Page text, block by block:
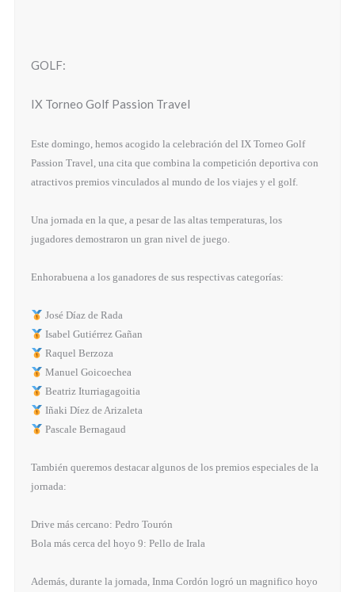
GOLF:
IX Torneo Golf Passion Travel
Este domingo, hemos acogido la celebración del IX Torneo Golf
Passion Travel, una cita que combina la competición deportiva con
atractivos premios vinculados al mundo de los viajes y el golf.
Una jornada en la que, a pesar de las altas temperaturas, los
jugadores demostraron un gran nivel de juego.
Enhorabuena a los ganadores de sus respectivas categorías:
José Díaz de Rada
Isabel Gutiérrez Gañan
Raquel Berzoza
Manuel Goicoechea
Beatriz Iturriagagoitia
Iñaki Díez de Arizaleta
Pascale Bernagaud
También queremos destacar algunos de los premios especiales de la
jornada:
Drive más cercano: Pedro Tourón
Bola más cerca del hoyo 9: Pello de Irala
Además, durante la jornada, Inma Cordón logró un magnifico hoyo